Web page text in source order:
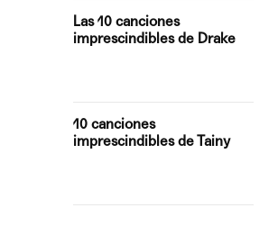
Las 10 canciones
imprescindibles de Drake
10 canciones
imprescindibles de Tainy